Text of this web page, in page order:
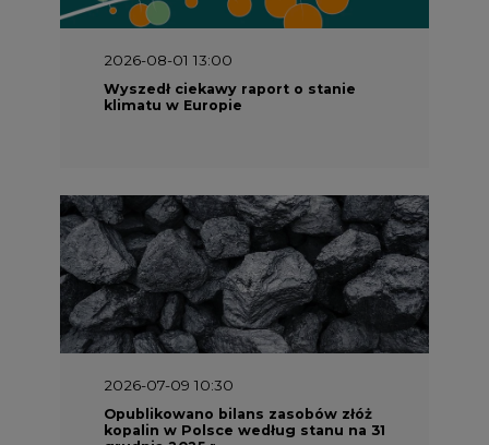
2026-08-01 13:00
Wyszedł ciekawy raport o stanie
klimatu w Europie
2026-07-09 10:30
Opublikowano bilans zasobów złóż
kopalin w Polsce według stanu na 31